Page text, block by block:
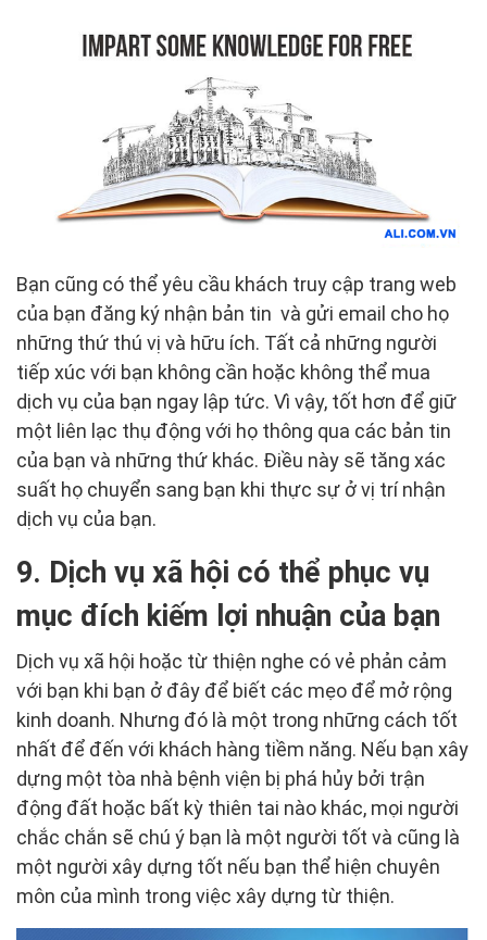
Bạn cũng có thể yêu cầu khách truy cập trang web
của bạn đăng ký nhận bản tin và gửi email cho họ
những thứ thú vị và hữu ích. Tất cả những người
tiếp xúc với bạn không cần hoặc không thể mua
dịch vụ của bạn ngay lập tức. Vì vậy, tốt hơn để giữ
một liên lạc thụ động với họ thông qua các bản tin
của bạn và những thứ khác. Điều này sẽ tăng xác
suất họ chuyển sang bạn khi thực sự ở vị trí nhận
dịch vụ của bạn.
9. Dịch vụ xã hội có thể phục vụ
mục đích kiếm lợi nhuận của bạn
Dịch vụ xã hội hoặc từ thiện nghe có vẻ phản cảm
với bạn khi bạn ở đây để biết các mẹo để mở rộng
kinh doanh. Nhưng đó là một trong những cách tốt
nhất để đến với khách hàng tiềm năng. Nếu bạn xây
dựng một tòa nhà bệnh viện bị phá hủy bởi trận
động đất hoặc bất kỳ thiên tai nào khác, mọi người
chắc chắn sẽ chú ý bạn là một người tốt và cũng là
một người xây dựng tốt nếu bạn thể hiện chuyên
môn của mình trong việc xây dựng từ thiện.